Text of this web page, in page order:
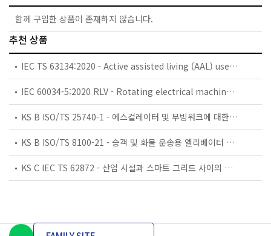
함께 구입한 상품이 존재하지 않습니다.
추천 상품
IEC TS 63134:2020 - Active assisted living (AAL) use cases
IEC 60034-5:2020 RLV - Rotating electrical machines - Part 5: Degrees of protection provided by the integral design of rotating electrical machines (IP code) - Classification
KS B ISO/TS 25740-1 - 에스컬레이터 및 무빙워크에 대한 안전요건 — 제1부: 세계공통 필수 안전요건(GESRs)
KS B ISO/TS 8100-21 - 승객 및 화물 운송용 엘리베이터 —제21부: 세계공통 필수안전요건(GESRs)을 충족하는 세계공통 안전 파라미터(GSPs)
KS C IEC TS 62872 - 산업 시설과 스마트 그리드 사이의 산업 공정 측정, 제어 및 자동화 시스템 인터페이스